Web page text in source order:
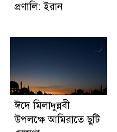
প্রণালি: ইরান
ঈদে মিলাদুন্নবী
উপলক্ষে আমিরাতে ছুটি